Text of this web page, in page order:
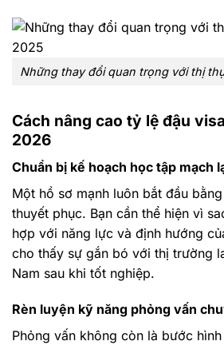
Những thay đổi quan trọng với thị
Cách nâng cao tỷ lệ đậu
2026
Chuẩn bị kế hoạch học tập mạch
Một hồ sơ mạnh luôn bắt đầu
thuyết phục. Bạn cần thể hiện vì
hợp với năng lực và định hướng
cho thấy sự gắn bó với thị trường
Nam sau khi tốt nghiệp.
Rèn luyện kỹ năng phỏng vấn
Phỏng vấn không còn là bước